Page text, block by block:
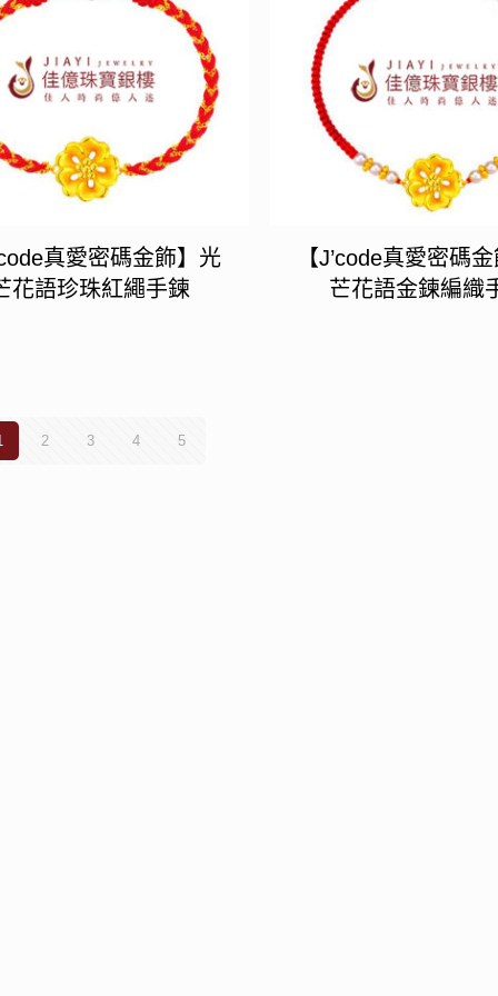
真愛密碼金飾】光
花語珍珠紅繩手鍊
【J’code真愛密碼
芒花語金鍊編織
2 3 4 5